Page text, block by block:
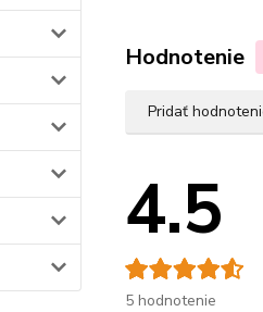
Hodnotenie
Pridať
4.5
5 hodnotenie